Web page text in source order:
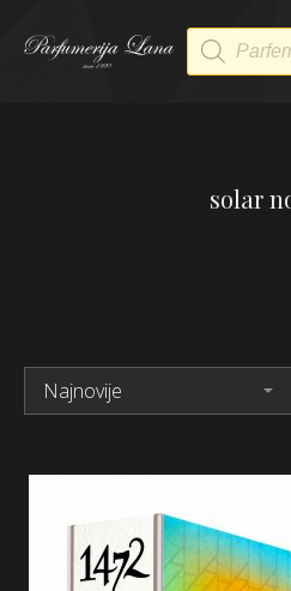
Products
search
solar